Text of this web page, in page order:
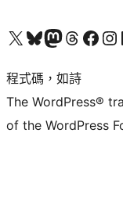
查看我們的 X (之前的 Twitter) 帳號造訪我們的 Bluesky 帳號造訪我們的 Mastodon 帳號造訪我們的 Threads 帳號 造訪我們的 Facebook 粉絲專頁Visit
程式碼，如詩
The WordPress®
of the WordPress